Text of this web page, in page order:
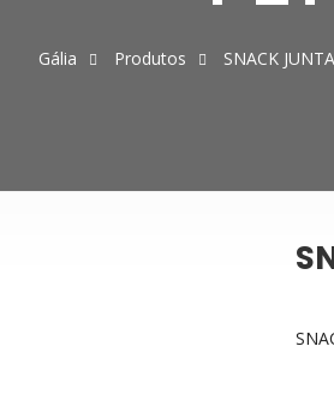
Gália Produtos SNACK